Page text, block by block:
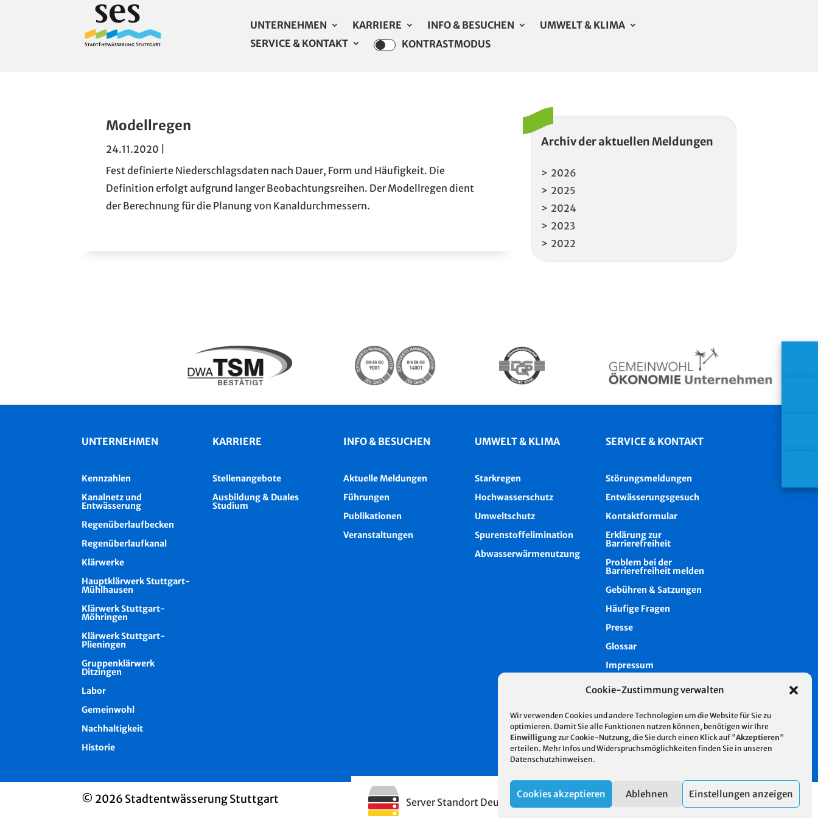
Cookie-Zustimmung verwalten
Wir verwenden Cookies und andere Technologien um die Website für Sie zu
optimieren. Damit Sie alle Funktionen nutzen können, benötigen wir Ihre
Einwilligungzur Cookie-Nutzung, die Sie durch einen Klick auf "Akzeptieren"
erteilen. Mehr Infos und Widerspruchsmöglichkeiten finden Sie in unseren
Datenschutzhinweisen.
Cookies akzeptieren Ablehnen Einstellungen anzeigen
UNTERNEHMEN KARRIERE INFO & BESUCHEN
UMWELT & KLIMA
SERVICE & KONTAKT
KONTRASTMODUS
Modellregen
24.11.2020
Fest definierte Niederschlagsdaten nach Dauer, Form und Häufigkeit. Die
Definition erfolgt aufgrund langer Beobachtungsreihen. Der Modellregen dient
der Berechnung für die Planung von Kanaldurchmessern.
Archiv der aktuellen Meldungen
2026
2025
2024
2023
2022
UNTERNEHMEN
Kennzahlen
Kanalnetz und
Entwässerung
Regenüberlaufbecken
Regenüberlaufkanal
Klärwerke
Hauptklärwerk Stuttgart-
Mühlhausen
Klärwerk Stuttgart-
Möhringen
Klärwerk Stuttgart-
Plieningen
Gruppenklärwerk
Ditzingen
Labor
Gemeinwohl
Nachhaltigkeit
Historie
KARRIERE
Stellenangebote
Ausbildung & Duales
Studium
INFO & BESUCHEN
Aktuelle Meldungen
Führungen
Publikationen
Veranstaltungen
UMWELT & KLIMA
Starkregen
Hochwasserschutz
Umweltschutz
Spurenstoffelimination
Abwasserwärmenutzung
SERVICE & KONTAKT
Störungsmeldungen
Entwässerungsgesuch
Kontaktformular
Erklärung zur
Barrierefreiheit
Problem bei der
Barrierefreiheit melden
Gebühren & Satzungen
Häufige Fragen
Presse
Glossar
Impressum
Datenschutz
Intern
© 2026 Stadtentwässerung Stuttgart Server Standort Deutschland | Hosting mit 100% regenerativer Energie